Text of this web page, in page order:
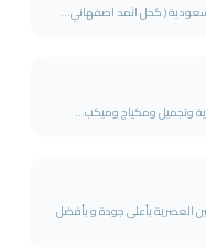
( كحل اثمد اصفهاني...
وتجميل ومكياج وميكب...
بأعلى جودة و بأفضل